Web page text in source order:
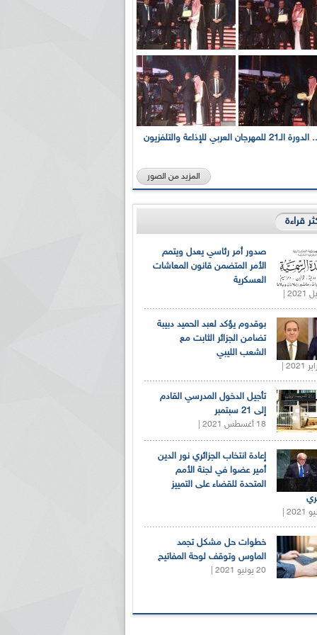
بالصور... الدورة الـ21 للمهرجان العربي للإذاعة والتلفزيون
المزيد من الصور
قراءة
صدور أمر رئاسي يعدل ويتمم
الأمر المتضمن قانون المعاشات
العسكرية
بوقدوم يؤكد لعبد الحميد دبيبة
تضامن الجزائر الثابت مع
الشعب الليبي
تأجيل الدخول المدرسي القادم
إلى 21 سبتمبر
18 أغسطس 2021 |
إعادة انتخاب الجزائري نور الدين
أمير عضوا في لجنة الأمم
المتحدة للقضاء على التمييز
خطوات حل مشكل تجمد
الماوس وتوقف لوحة المفاتيح
20 يونيو 2021 |